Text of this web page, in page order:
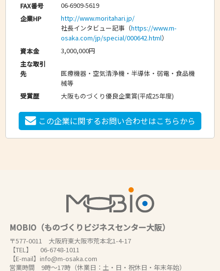
FAX番号
06-6909-5619
企業HP
http://www.moritahari.jp/
社長インタビュー記事（https://www.m-
osaka.com/jp/special/000642.html）
資本金
3,000,000円
主な取引
先
医療機器・空気清浄機・半導体・弱電・食品機
械等
受賞歴
大阪ものづくり優良企業賞(平成25年度)
この企業に関するお問い合わせはこちらから
MOBIO（ものづくりビジネスセンター大阪）
〒577-0011 大阪府東大阪市荒本北1-4-17
【TEL】 06-6748-1011
【E-mail】info@m-osaka.com
営業時間 9時～17時（休業日：土・日・祝休日・年末年始）